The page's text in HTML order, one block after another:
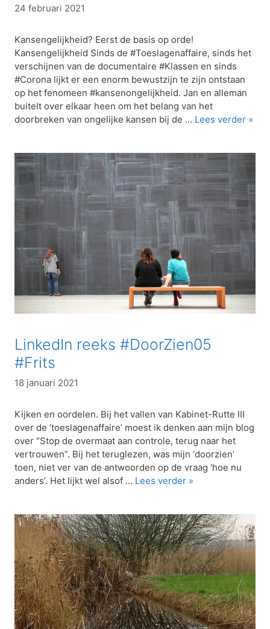
24 februari 2021
Kansengelijkheid? Eerst de basis op orde!
Kansengelijkheid Sinds de #Toeslagenaffaire, sinds het
verschijnen van de documentaire #Klassen en sinds
#Corona lijkt er een enorm bewustzijn te zijn ontstaan
op het fenomeen #kansenongelijkheid. Jan en alleman
buitelt over elkaar heen om het belang van het
doorbreken van ongelijke kansen bij de … Lees verder »
LinkedIn reeks #DoorZien05
#Frits
18 januari 2021
Kijken en oordelen. Bij het vallen van Kabinet-Rutte III
over de ‘toeslagenaffaire’ moest ik denken aan mijn blog
over “Stop de overmaat aan controle, terug naar het
vertrouwen”. Bij het teruglezen, was mijn ‘doorzien’
toen, niet ver van de antwoorden op de vraag ‘hoe nu
anders’. Het lijkt wel alsof … Lees verder »